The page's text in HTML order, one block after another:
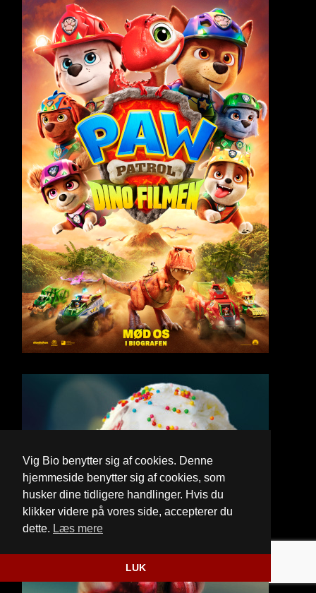
Vig Bio benytter sig af cookies. Denne
hjemmeside benytter sig af cookies, som
husker dine tidligere handlinger. Hvis du
klikker videre på vores side, accepterer du
dette. Læs mere
LUK